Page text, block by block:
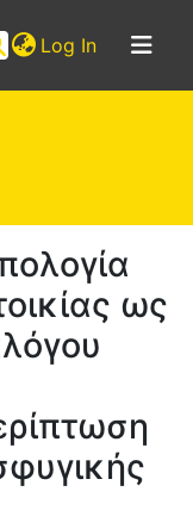
Log In (current)
ως